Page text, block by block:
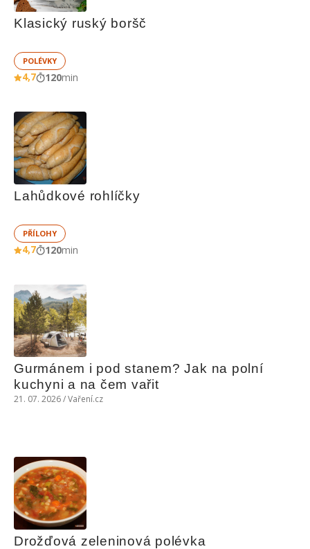
Klasický ruský boršč
POLÉVKY
4,7 120min
Lahůdkové rohlíčky
PŘÍLOHY
4,7 120min
Gurmánem i pod stanem? Jak na polní
kuchyni a na čem vařit
21. 07. 2026 / Vaření.cz
Drožďová zeleninová polévka